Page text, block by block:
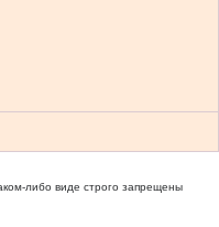
либо виде строго запрещены